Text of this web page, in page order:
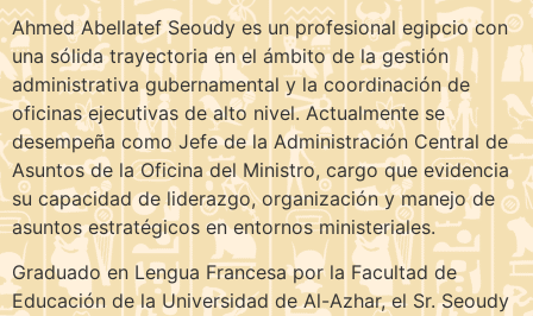
Ahmed Abellatef Seoudy es un profesional egipcio con
una sólida trayectoria en el ámbito de la gestión
administrativa gubernamental y la coordinación de
oficinas ejecutivas de alto nivel. Actualmente se
desempeña como Jefe de la Administración Central de
Asuntos de la Oficina del Ministro, cargo que evidencia
su capacidad de liderazgo, organización y manejo de
asuntos estratégicos en entornos ministeriales.
Graduado en Lengua Francesa por la Facultad de
Educación de la Universidad de Al-Azhar, el Sr. Seoudy